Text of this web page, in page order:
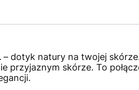
– dotyk natury na twojej
przyjaznym skórze. To